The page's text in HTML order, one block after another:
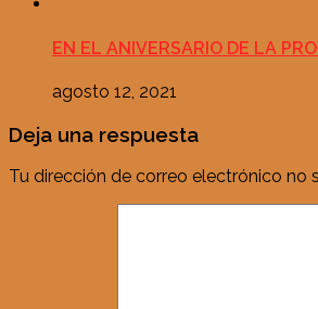
EN EL ANIVERSARIO DE LA
agosto 12, 2021
Deja una respuesta
Tu dirección de correo electrónico no